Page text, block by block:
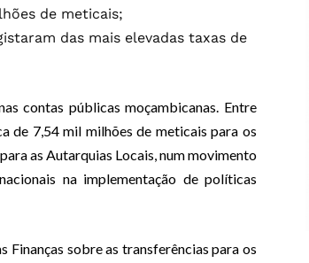
de meticais;
das mais elevadas taxas de
contas públicas moçambicanas. Entre
de 7,54 mil milhões de meticais para os
as Autarquias Locais, num movimento
na implementação de políticas
sobre as transferências para os